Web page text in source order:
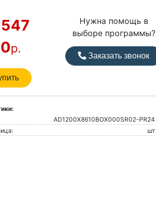
547
р.
Нужна помощь в
выборе программы?
Заказать звонок
AD1200Х8610BOX000SR02-PR24
шт